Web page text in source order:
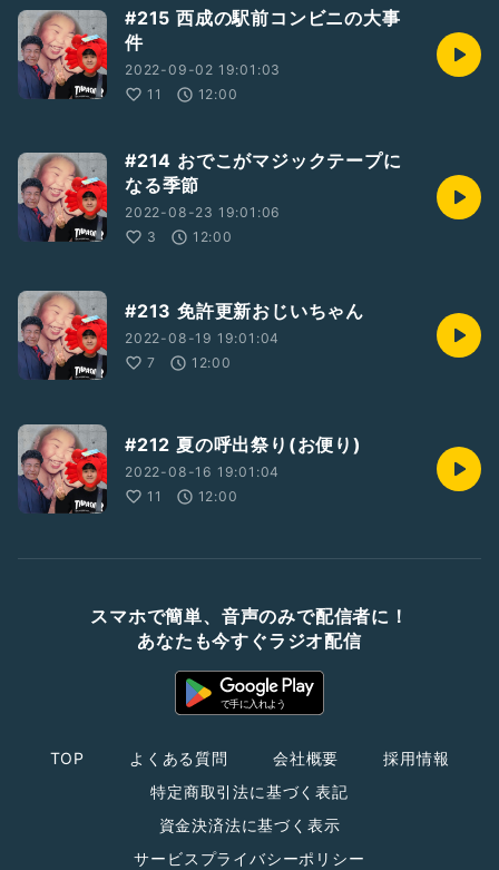
#215 西成の駅前コンビニの大事
件
2022-09-02 19:01:03
11
12:00
#214 おでこがマジックテープに
なる季節
2022-08-23 19:01:06
3
12:00
#213 免許更新おじいちゃん
2022-08-19 19:01:04
7
12:00
#212 夏の呼出祭り(お便り)
2022-08-16 19:01:04
11
12:00
スマホで簡単、音声のみで配信者に！
あなたも今すぐラジオ配信
TOP よくある質問 会社概要
採用情報
特定商取引法に基づく表記
資金決済法に基づく表示
サービスプライバシーポリシー